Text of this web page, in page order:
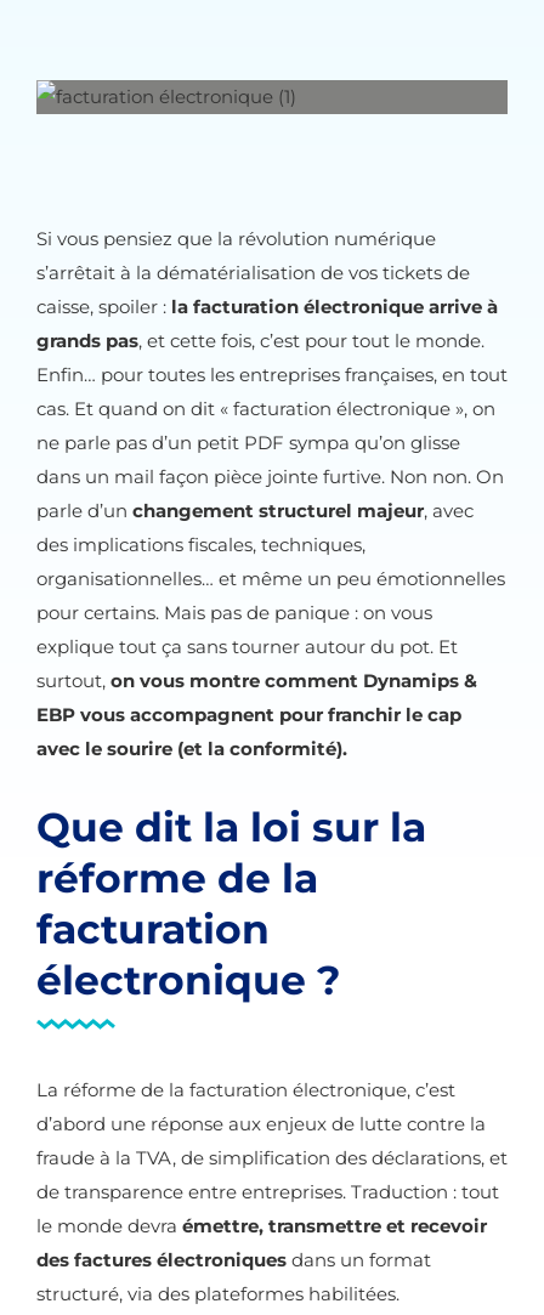
Si vous pensiez que la révolution numérique
s’arrêtait à la dématérialisation de vos tickets de
caisse, spoiler : la facturation électronique arrive à
grands pas, et cette fois, c’est pour tout le monde.
Enfin… pour toutes les entreprises françaises, en tout
cas. Et quand on dit « facturation électronique », on
ne parle pas d’un petit PDF sympa qu’on glisse
dans un mail façon pièce jointe furtive. Non non. On
parle d’un changement structurel majeur, avec
des implications fiscales, techniques,
organisationnelles… et même un peu émotionnelles
pour certains. Mais pas de panique : on vous
explique tout ça sans tourner autour du pot. Et
surtout, on vous montre comment Dynamips &
EBP vous accompagnent pour franchir le cap
avec le sourire (et la conformité).
Que dit la loi sur la
réforme de la
facturation
électronique ?
La réforme de la facturation électronique, c’est
d’abord une réponse aux enjeux de lutte contre la
fraude à la TVA, de simplification des déclarations, et
de transparence entre entreprises. Traduction : tout
le monde devra émettre, transmettre et recevoir
des factures électroniques dans un format
structuré, via des plateformes habilitées.